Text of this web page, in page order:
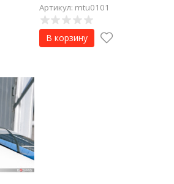
Артикул: mtu0101
В корзину